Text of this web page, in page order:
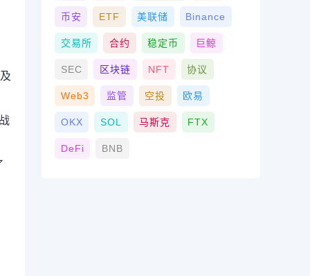
币安 ETF 美联储 Binance
交易所 合约 稳定币 巨鲸
SEC 区块链 NFT 协议
Web3 监管 空投 欧易
OKX SOL 马斯克 FTX
DeFi BNB